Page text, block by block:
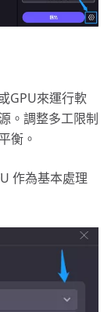
GPU來運行軟
。調整多工限制
衡。
作為基本處理